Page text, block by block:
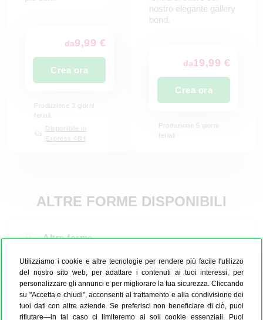
Utilizziamo i cookie e altre tecnologie per rendere più facile l'utilizzo
del nostro sito web, per adattare i contenuti ai tuoi interessi, per
personalizzare gli annunci e per migliorare la tua sicurezza. Cliccando
su "Accetta e chiudi", acconsenti al trattamento e alla condivisione dei
tuoi dati con altre aziende. Se preferisci non beneficiare di ciò, puoi
rifiutare—in tal caso ci limiteremo ai soli cookie essenziali. Puoi
da9,99 €
Crea ora
Produzione 3 giorni
feriali
Disponibile in
Express 48H
nostro elegante gallery
bond.
da19,99 €
Crea ora
Produzione 5 giorni
feriali
ALTRE FORME DISPONIBILI
Altre forme